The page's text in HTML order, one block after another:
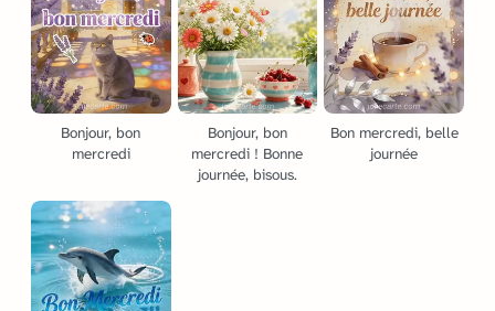
Bonjour, bon
mercredi
Bonjour, bon
mercredi ! Bonne
journée, bisous.
Bon mercredi, belle
journée